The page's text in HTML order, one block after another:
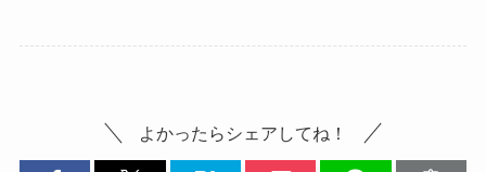
よかったらシェアしてね！